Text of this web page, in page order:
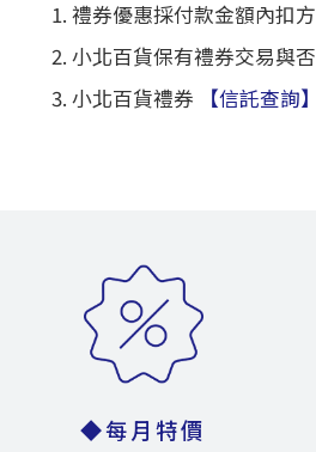
禮券優惠採付款金額內扣
小北百貨保有禮券交易與
小北百貨禮券
【信託查詢】
◆每月特價